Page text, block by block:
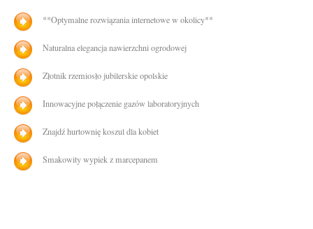
**Optymalne rozwiązania internetowe w okolicy**
Naturalna elegancja nawierzchni ogrodowej
Złotnik rzemiosło jubilerskie opolskie
Innowacyjne połączenie gazów laboratoryjnych
Znajdź hurtownię koszul dla kobiet
Smakowity wypiek z marcepanem